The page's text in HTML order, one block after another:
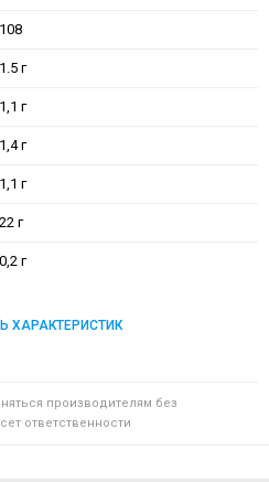
108
1.5 г
1,1 г
1,4 г
1,1 г
22 г
0,2 г
ХАРАКТЕРИСТИК
производителям без
ответственности